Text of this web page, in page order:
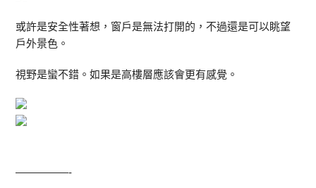
或許是安全性著想，窗戶是無法打開的，不過還是可以眺望
戶外景色。
視野是蠻不錯。如果是高樓層應該會更有感覺。
—————-